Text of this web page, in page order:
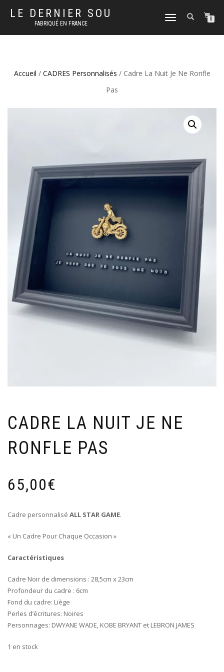
LE DERNIER SOU
FABRIQUÉ EN FRANCE
DÉPLIER
NAVIGATION
0
Accueil / CADRES Personnalisés / Cadre La Nuit Je Ne Ronfle
Pas
CADRE LA NUIT JE NE
RONFLE PAS
65,00€
Cadre personnalisé ALL STAR GAME.
« Un Cadre Pour Chaque Occasion »
Caractéristiques
Cadre Noir de dimensions : 28,5cm x 23cm
Profondeur du cadre : 6cm
Fond du cadre: Liège
Perles d’écritures: Noires
Personnages: DWYANE WADE, KOBE BRYANT et LEBRON JAMES
1 en stock